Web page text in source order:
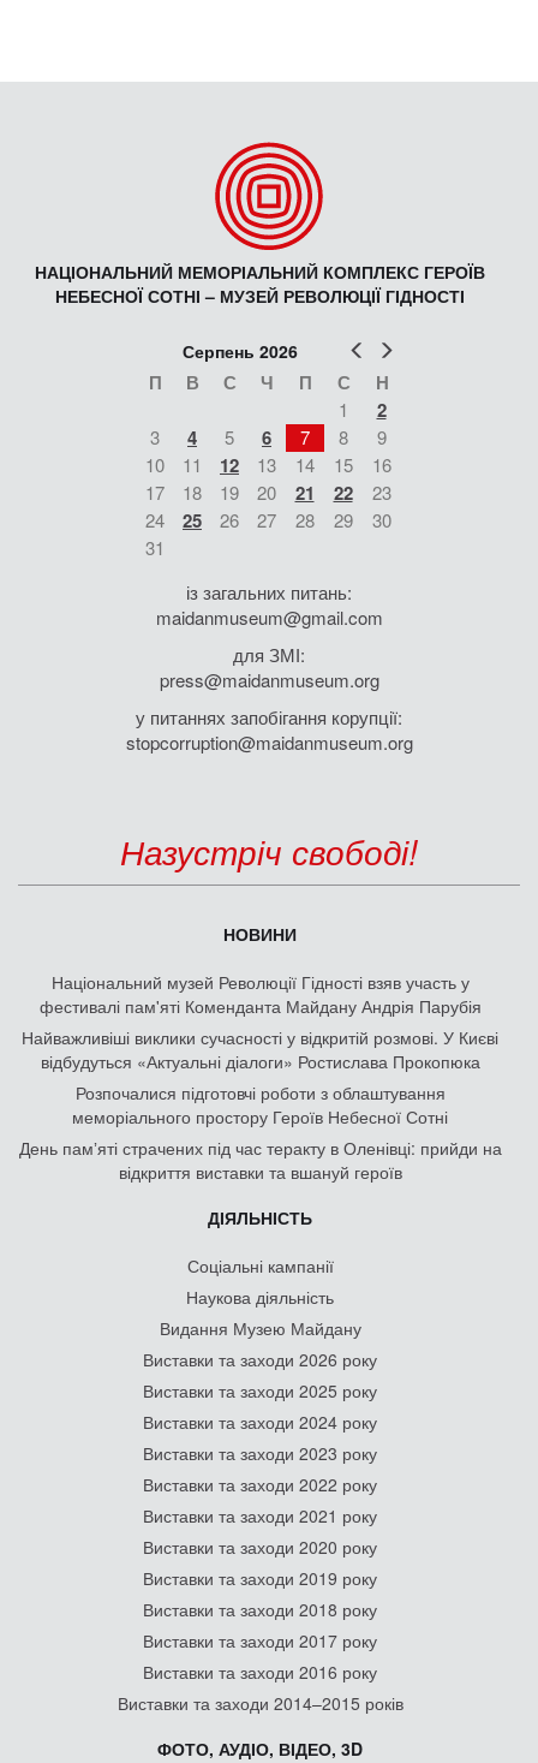
НАЦІОНАЛЬНИЙ МЕМОРІАЛЬНИЙ КОМПЛЕКС ГЕРОЇВ
НЕБЕСНОЇ СОТНІ – МУЗЕЙ РЕВОЛЮЦІЇ ГІДНОСТІ
Попер
Серпень 2026
П В С Ч П С Н
1 2
3 4 5 6 7 8
9
10
11 12 13 14 15
16
17
18 19 20 21 22
23
24
25 26 27 28 29
30
31
із загальних питань:
maidanmuseum@gmail.com
для ЗМІ:
press@maidanmuseum.org
у питаннях запобігання корупції:
stopcorruption@maidanmuseum.org
Назустріч свободі!
НОВИНИ
Національний музей Революції Гідності взяв участь у
фестивалі пам'яті Коменданта Майдану Андрія Парубія
Найважливіші виклики сучасності у відкритій розмові. У Києві
відбудуться «Актуальні діалоги» Ростислава Прокопюка
Розпочалися підготовчі роботи з облаштування
меморіального простору Героїв Небесної Сотні
День памʼяті страчених під час теракту в Оленівці: прийди на
відкриття виставки та вшануй героїв
ДІЯЛЬНІСТЬ
Соціальні кампанії
Наукова діяльність
Видання Музею Майдану
Виставки та заходи 2026 року
Виставки та заходи 2025 року
Виставки та заходи 2024 року
Виставки та заходи 2023 року
Виставки та заходи 2022 року
Виставки та заходи 2021 року
Виставки та заходи 2020 року
Виставки та заходи 2019 року
Виставки та заходи 2018 року
Виставки та заходи 2017 року
Виставки та заходи 2016 року
Виставки та заходи 2014–2015 років
ФОТО, АУДІО, ВІДЕО, 3D